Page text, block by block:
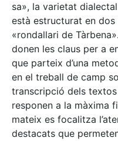
sa», la varietat
està estructurat en
«rondallari de
donen les claus per a
que parteix d’una
en el treball de camp
transcripció dels
responen a la màxima
mateix es focalitza
destacats que